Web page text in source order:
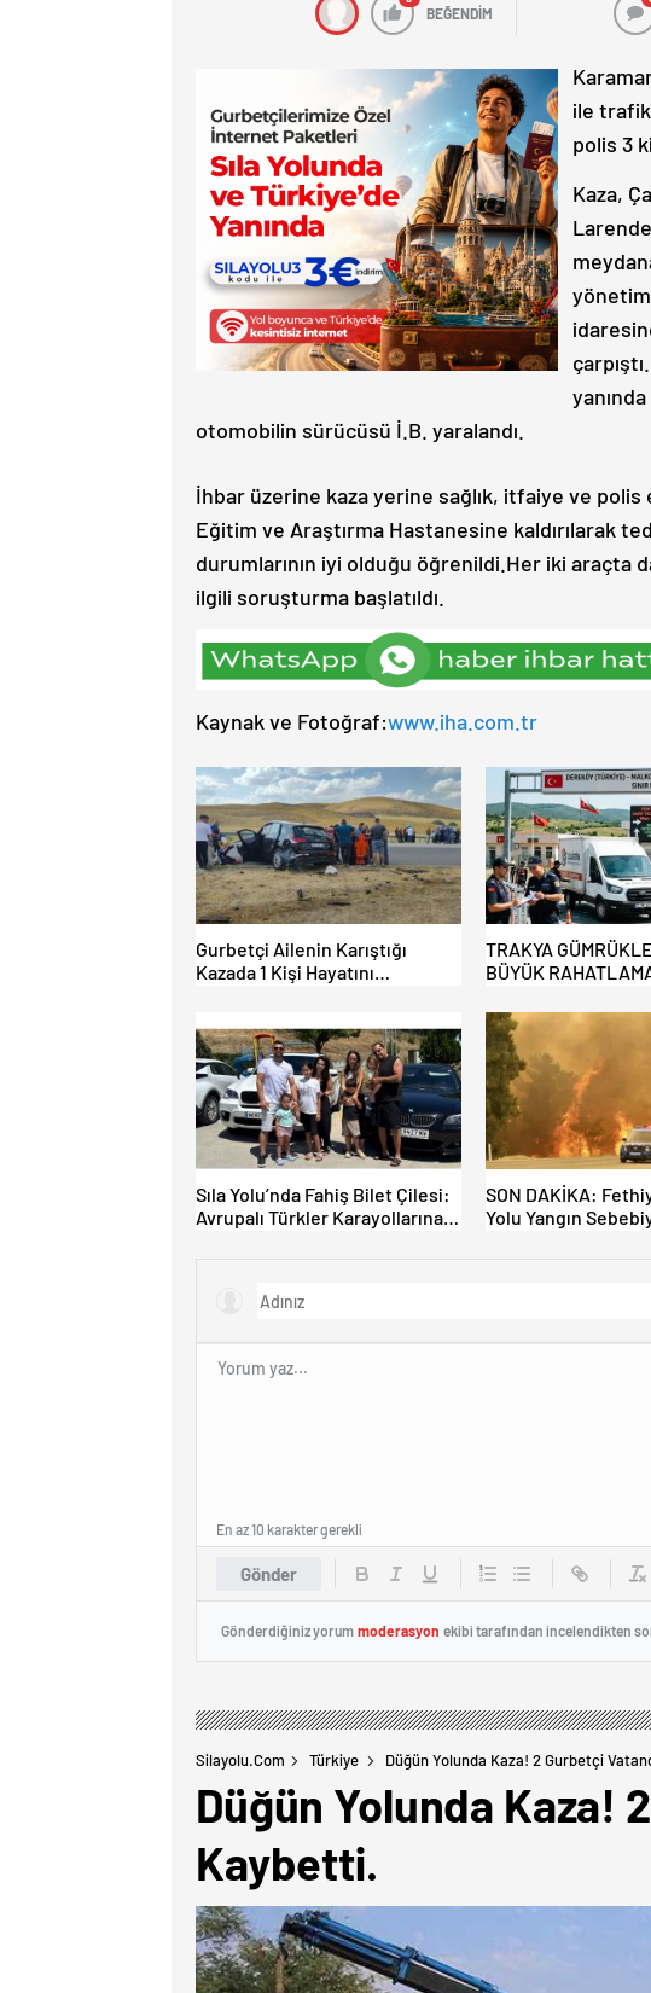
BEĞENDİM
ile trafik
polis 3
Kaza,
otomobilin sürücüsü İ.B. yaralandı.
İhbar üzerine kaza yerine sağlık, itfaiye ve polis
Eğitim ve Araştırma Hastanesine kaldırılarak
durumlarının iyi olduğu öğrenildi.Her iki araçta
ilgili soruşturma başlatıldı.
Kaynak ve Fotoğraf:www.iha.com.tr
Gurbetçi Ailenin Karıştığı
Kazada 1 Kişi Hayatını
TRAKYA
BÜYÜK
AÇILIYOR!
Sıla Yolu’nda Fahiş Bilet Çilesi:
Avrupalı Türkler Karayollarına
SON DAKİKA:
Yolu Yangın
Gönder
En az 10 karakter gerekli
Gönderdiğiniz yorum moderasyon ekibi tarafından incelendikten
Silayolu.com Türkiye Düğün Yolunda Kaza! 2 Gurbetçi
Düğün Yolunda Kaza!
Kaybetti.